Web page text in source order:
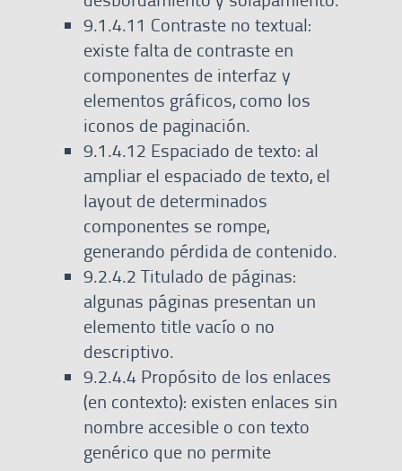
9.1.4.11 Contraste no textual:
existe falta de contraste en
componentes de interfaz y
elementos gráficos, como los
iconos de paginación.
9.1.4.12 Espaciado de texto: al
ampliar el espaciado de texto, el
layout de determinados
componentes se rompe,
generando pérdida de contenido.
9.2.4.2 Titulado de páginas:
algunas páginas presentan un
elemento title vacío o no
descriptivo.
9.2.4.4 Propósito de los enlaces
(en contexto): existen enlaces sin
nombre accesible o con texto
genérico que no permite